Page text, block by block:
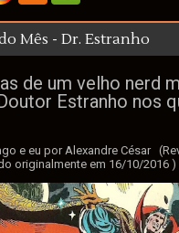
Mês - Dr. Estranho
de um velho nerd
Estranho nos
e eu por Alexandre César
originalmente em 16/10/2016 )